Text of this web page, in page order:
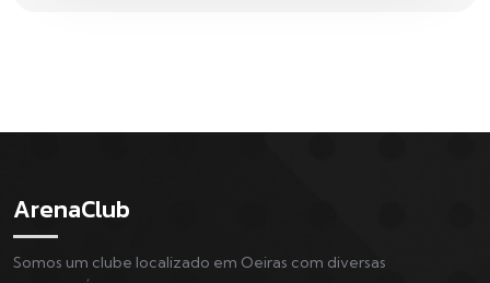
ArenaClub
Somos um clube localizado em Oeiras com diversas